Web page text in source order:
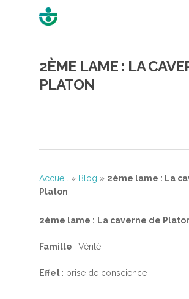
Hit enter to search or ESC to close
2ÈME LAME : LA
PLATON
Accueil » Blog » 2ème lame : La
Platon
2ème lame : La caverne de
Famille : Vérité
Effet : prise de conscience